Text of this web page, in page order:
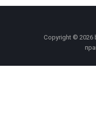
Copyright © 2026